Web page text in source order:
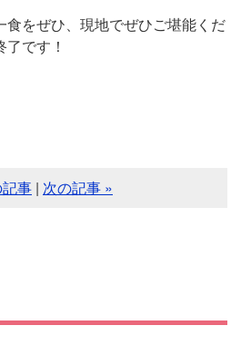
食をぜひ、現地でぜひご堪能くだ
です！
事 | 次の記事 »